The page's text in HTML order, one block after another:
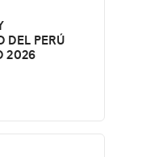
DEL PERÚ
2026